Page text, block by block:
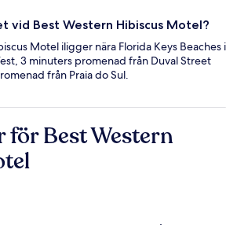
vid Best Western Hibiscus Motel?
Motel iligger nära Florida Keys Beaches i
3 minuters promenad från Duval Street
från Praia do Sul.
för Best Western